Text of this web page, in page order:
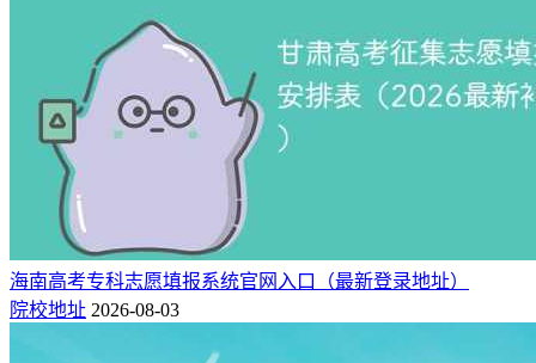
海南高考专科志愿填报系统官网入口（最新登录地址）
院校地址 2026-08-03